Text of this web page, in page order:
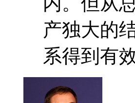
产独大的
系得到有